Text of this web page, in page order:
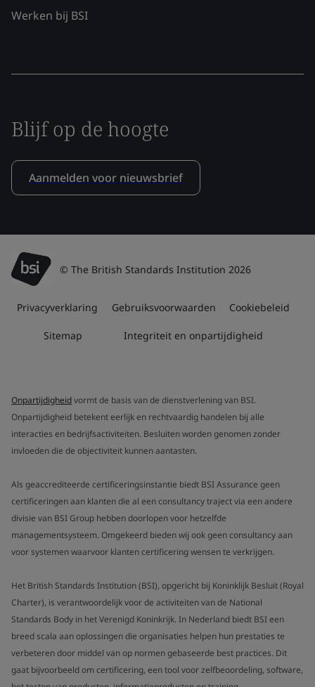
Werken bij BSI
Blijf op de hoogte
Aanmelden voor nieuwsbrief
© The British Standards Institution 2026
Privacyverklaring Gebruiksvoorwaarden Cookiebeleid
Sitemap Integriteit en onpartijdigheid
Onpartijdigheidvormt de basis van de dienstverlening van BSI.
Onpartijdigheid betekent eerlijk en rechtvaardig handelen bij alle
interacties en bedrijfsactiviteiten. Besluiten worden genomen zonder
invloeden die de objectiviteit kunnen aantasten.
Als geaccrediteerde certificeringsinstantie biedt BSI Assurance geen
certificeringen aan klanten die al een consultancy traject via een andere
divisie van BSI Group hebben doorlopen voor hetzelfde
managementsysteem. Omgekeerd bieden wij ook geen consultancy aan
voor systemen waarvoor klanten certificering wensen te verkrijgen.
Het British Standards Institution (BSI), opgericht bij Koninklijk Besluit (Royal
Charter), is verantwoordelijk voor de activiteiten van de National
Standards Body in het Verenigd Koninkrijk. In Nederland biedt BSI een
breed scala aan oplossingen die organisaties helpen hun prestaties te
verbeteren door middel van op normen gebaseerde best practices. Dit
gaat bijvoorbeeld om certificering, een tool voor zelfbeoordeling, software,